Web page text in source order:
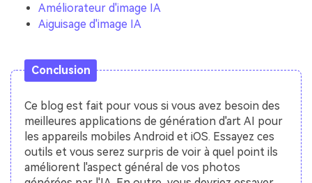
Améliorateur d'image IA
Aiguisage d'image IA
Conclusion
Ce blog est fait pour vous si vous avez besoin des
meilleures applications de génération d'art AI pour
les appareils mobiles Android et iOS. Essayez ces
outils et vous serez surpris de voir à quel point ils
améliorent l'aspect général de vos photos